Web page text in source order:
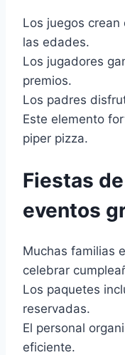
Los juegos
las edades.
Los jugadores
premios.
Los padres
Este elemento
piper pizza.
Fiestas
eventos
Muchas familias
celebrar
Los paquetes
reservadas.
El personal
eficiente.